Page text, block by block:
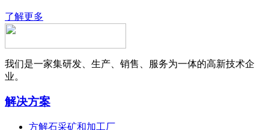
了解更多
我们是一家集研发、生产、销售、服务为一体的高新技术企
业。
解决方案
方解石采矿和加工厂